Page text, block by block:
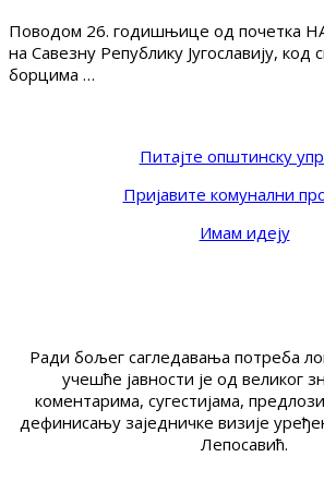
Поводом 26. годишњице од почетка
на Савезну Републику Југославију,
борцима …
Питајте општинску
Пријавите комунални
Имам идеју
Ради бољег сагледавања потреба
учешће јавности је од великог
коментарима, сугестијама,
дефинисању заједничке визије
Лепосавић.